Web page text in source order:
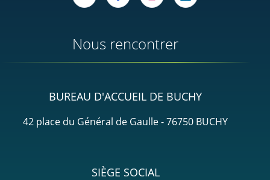
Nous rencontrer
BUREAU D'ACCUEIL DE BUCHY
42 place du Général de Gaulle - 76750 BUCHY
SIÈGE SOCIAL